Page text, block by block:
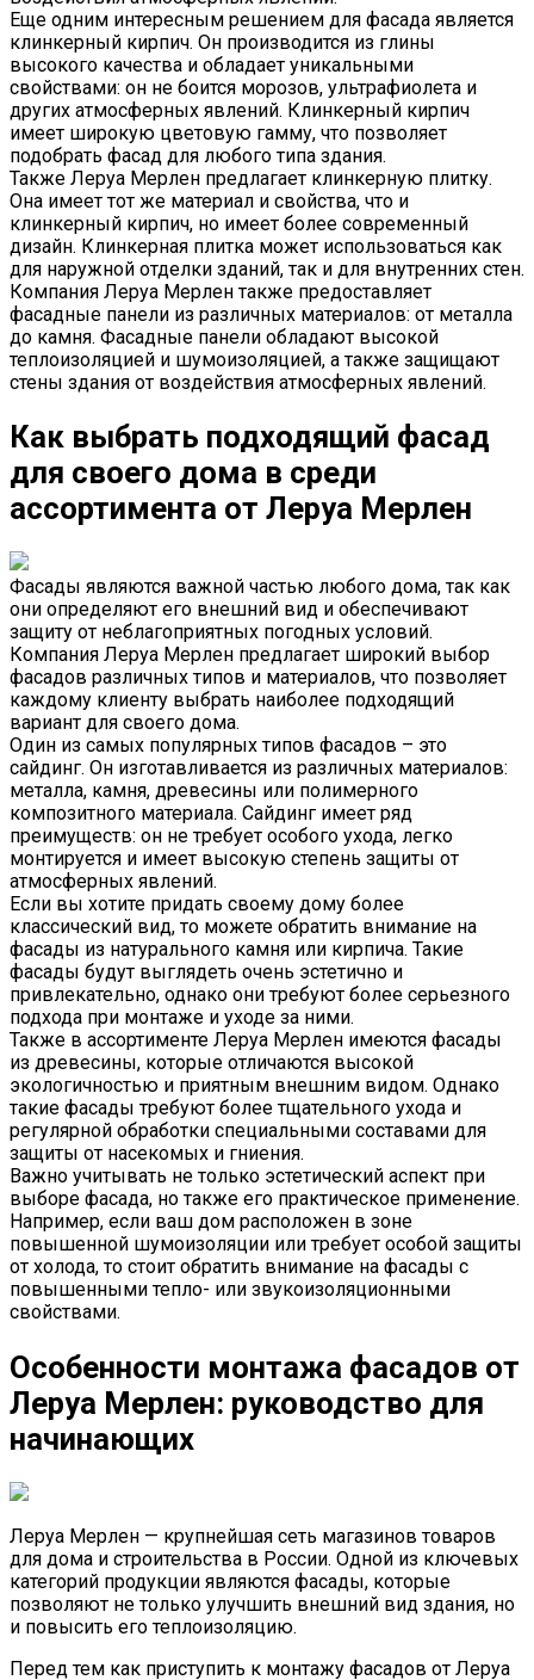
Еще одним интересным решением для фасада является
клинкерный кирпич. Он производится из глины
высокого качества и обладает уникальными
свойствами: он не боится морозов, ультрафиолета и
других атмосферных явлений. Клинкерный кирпич
имеет широкую цветовую гамму, что позволяет
подобрать фасад для любого типа здания.
Также Леруа Мерлен предлагает клинкерную плитку.
Она имеет тот же материал и свойства, что и
клинкерный кирпич, но имеет более современный
дизайн. Клинкерная плитка может использоваться как
для наружной отделки зданий, так и для внутренних стен.
Компания Леруа Мерлен также предоставляет
фасадные панели из различных материалов: от металла
до камня. Фасадные панели обладают высокой
теплоизоляцией и шумоизоляцией, а также защищают
стены здания от воздействия атмосферных явлений.
Как выбрать подходящий фасад
для своего дома в среди
ассортимента от Леруа Мерлен
Фасады являются важной частью любого дома, так как
они определяют его внешний вид и обеспечивают
защиту от неблагоприятных погодных условий.
Компания Леруа Мерлен предлагает широкий выбор
фасадов различных типов и материалов, что позволяет
каждому клиенту выбрать наиболее подходящий
вариант для своего дома.
Один из самых популярных типов фасадов – это
сайдинг. Он изготавливается из различных материалов:
металла, камня, древесины или полимерного
композитного материала. Сайдинг имеет ряд
преимуществ: он не требует особого ухода, легко
монтируется и имеет высокую степень защиты от
атмосферных явлений.
Если вы хотите придать своему дому более
классический вид, то можете обратить внимание на
фасады из натурального камня или кирпича. Такие
фасады будут выглядеть очень эстетично и
привлекательно, однако они требуют более серьезного
подхода при монтаже и уходе за ними.
Также в ассортименте Леруа Мерлен имеются фасады
из древесины, которые отличаются высокой
экологичностью и приятным внешним видом. Однако
такие фасады требуют более тщательного ухода и
регулярной обработки специальными составами для
защиты от насекомых и гниения.
Важно учитывать не только эстетический аспект при
выборе фасада, но также его практическое применение.
Например, если ваш дом расположен в зоне
повышенной шумоизоляции или требует особой защиты
от холода, то стоит обратить внимание на фасады с
повышенными тепло- или звукоизоляционными
свойствами.
Особенности монтажа фасадов от
Леруа Мерлен: руководство для
начинающих
Леруа Мерлен — крупнейшая сеть магазинов товаров
для дома и строительства в России. Одной из ключевых
категорий продукции являются фасады, которые
позволяют не только улучшить внешний вид здания, но
и повысить его теплоизоляцию.
Перед тем как приступить к монтажу фасадов от Леруа